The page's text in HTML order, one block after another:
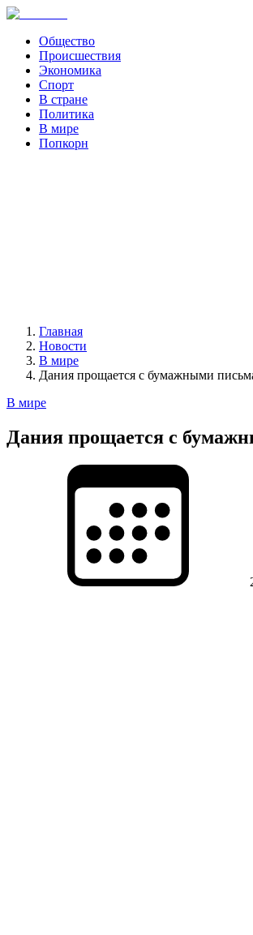
Общество
Происшествия
Экономика
Спорт
В стране
Политика
В мире
Попкорн
Главная
Новости
В мире
Дания прощается с бумажными
В мире
Дания прощается с